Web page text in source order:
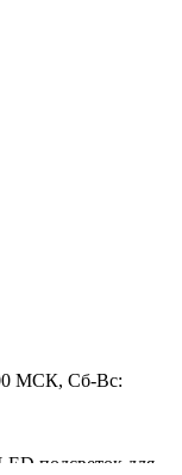
МСК, Сб-Вс:
подсветок для